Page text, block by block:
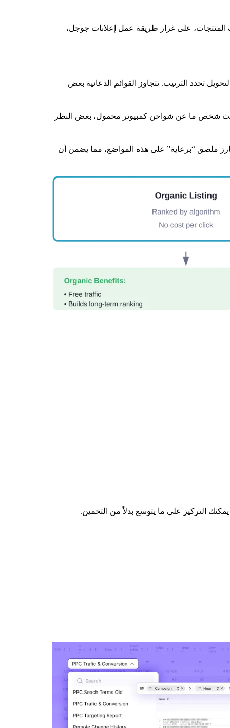
المنتجات، على غرار طريقة عمل إعلانات جوجل،
تحدد الترتيب. تتجاوز القوائم الدعائية بعض
شخص ما عن شواحن كمبيوتر محمول، بغض النظر
ملصق “برعاية” على هذه المواضع، مما يضمن أن